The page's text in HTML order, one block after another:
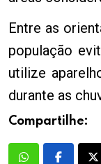
Entre as
população
utilize
durante as
Compartilhe: